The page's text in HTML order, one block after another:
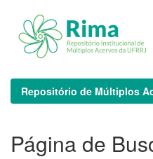
Repositório de Múltiplos
Página de